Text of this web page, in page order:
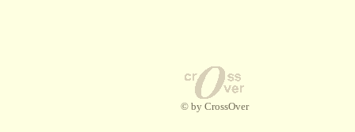
© by CrossOver